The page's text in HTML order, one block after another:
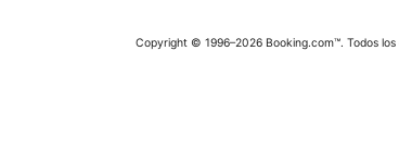
Copyright © 1996–2026 Booking.com™. Todos